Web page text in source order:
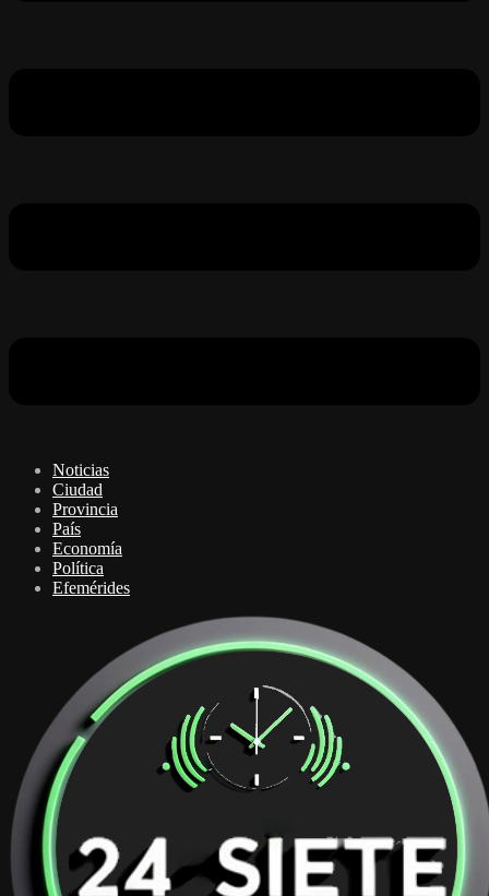
Noticias
Ciudad
Provincia
País
Economía
Política
Efemérides